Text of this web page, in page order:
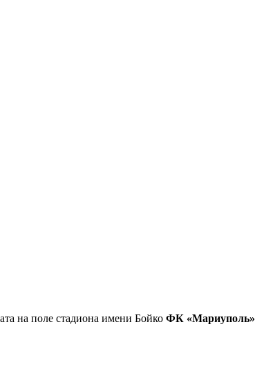
на поле стадиона имени Бойко ФК «Мариуполь»